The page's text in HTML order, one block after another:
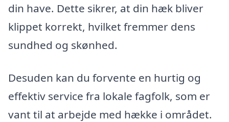
din have. Dette sikrer, at din hæk bliver
klippet korrekt, hvilket fremmer dens
sundhed og skønhed.
Desuden kan du forvente en hurtig og
effektiv service fra lokale fagfolk, som er
vant til at arbejde med hække i området.